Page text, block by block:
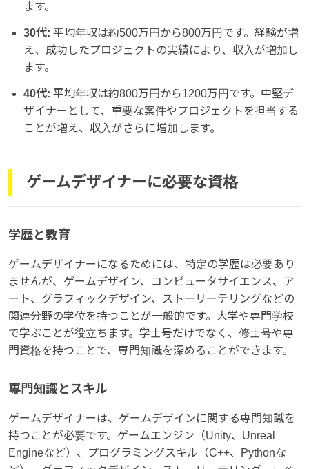
ます。
30代: 平均年収は約500万円から800万円です。経験が増
え、成功したプロジェクトの実績により、収入が増加し
ます。
40代: 平均年収は約800万円から1200万円です。中堅デ
ザイナーとして、重要な案件やプロジェクトを担当する
ことが増え、収入がさらに増加します。
ゲームデザイナーに必要な資格
学歴と教育
ゲームデザイナーになるためには、特定の学歴は必要あり
ませんが、ゲームデザイン、コンピュータサイエンス、ア
ート、グラフィックデザイン、ストーリーテリングなどの
関連分野の学位を持つことが一般的です。大学や専門学校
で学ぶことが役立ちます。学士号だけでなく、修士号や専
門資格を持つことで、専門知識を深めることができます。
専門知識とスキル
ゲームデザイナーは、ゲームデザインに関する専門知識を
持つことが必要です。ゲームエンジン（Unity、Unreal
Engineなど）、プログラミングスキル（C++、Pythonな